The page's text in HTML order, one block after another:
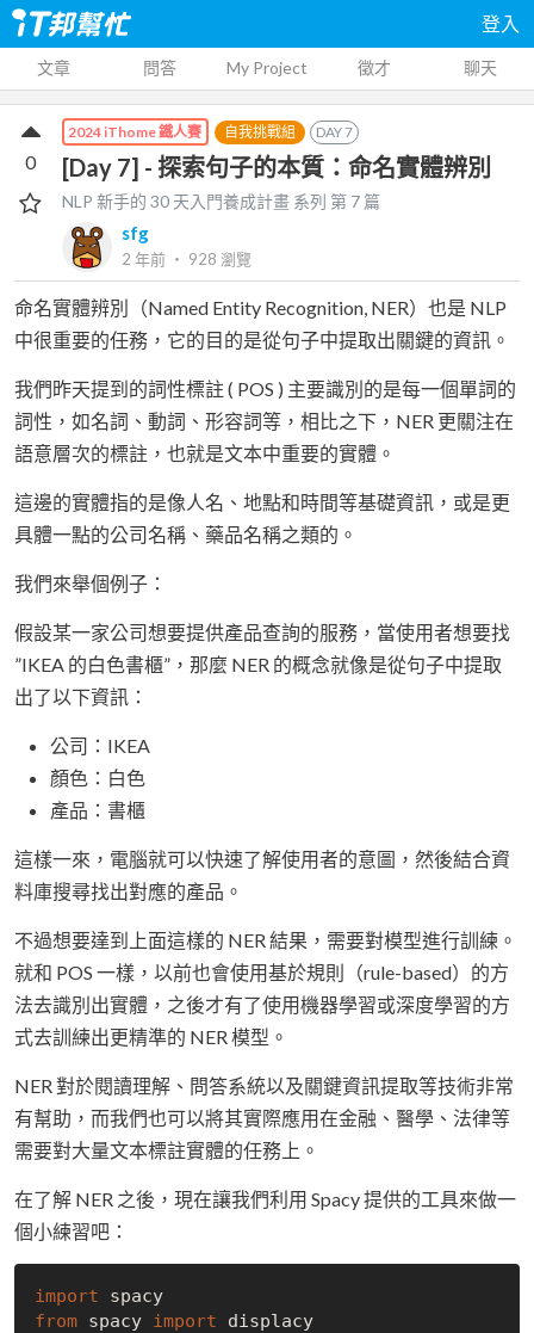
登入
文章 問答 My Project 徵才 聊天
2024 iThome 鐵人賽 自我挑戰組 DAY7
[Day 7] - 探索句子的本質：命名實體辨別
NLP 新手的 30 天入門養成計畫 系列 第 7 篇
sfg
2 年前 ‧ 928 瀏覽
0
命名實體辨別（Named Entity Recognition, NER）也是 NLP
中很重要的任務，它的目的是從句子中提取出關鍵的資訊。
我們昨天提到的詞性標註 ( POS ) 主要識別的是每一個單詞的
詞性，如名詞、動詞、形容詞等，相比之下，NER 更關注在
語意層次的標註，也就是文本中重要的實體。
這邊的實體指的是像人名、地點和時間等基礎資訊，或是更
具體一點的公司名稱、藥品名稱之類的。
我們來舉個例子：
假設某一家公司想要提供產品查詢的服務，當使用者想要找
”IKEA 的白色書櫃”，那麼 NER 的概念就像是從句子中提取
出了以下資訊：
公司：IKEA
顏色：白色
產品：書櫃
這樣一來，電腦就可以快速了解使用者的意圖，然後結合資
料庫搜尋找出對應的產品。
不過想要達到上面這樣的 NER 結果，需要對模型進行訓練。
就和 POS 一樣，以前也會使用基於規則（rule-based）的方
法去識別出實體，之後才有了使用機器學習或深度學習的方
式去訓練出更精準的 NER 模型。
NER 對於閱讀理解、問答系統以及關鍵資訊提取等技術非常
有幫助，而我們也可以將其實際應用在金融、醫學、法律等
需要對大量文本標註實體的任務上。
在了解 NER 之後，現在讓我們利用 Spacy 提供的工具來做一
個小練習吧：
import
spacy
from spacy import displacy